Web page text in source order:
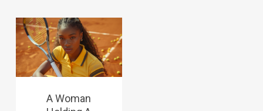
A Woman